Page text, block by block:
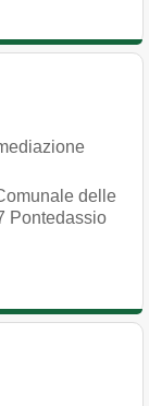
delle
Pontedassio